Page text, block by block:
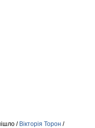
/ Вікторія Торон /